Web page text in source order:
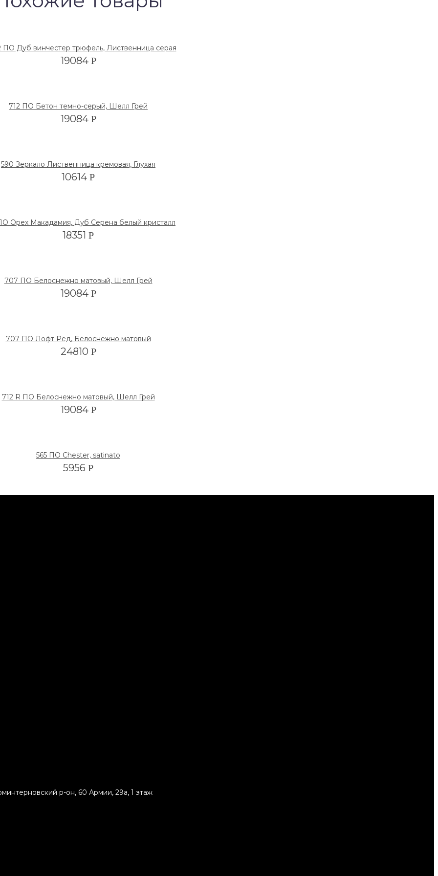
ПО Дуб винчестер трюфель, Лиственница серая
19084 Р
712 ПО Бетон темно-серый, Шелл Грей
19084 Р
590 Зеркало Лиственница кремовая, Глухая
10614 Р
Орех Макадамия, Дуб Серена белый кристалл
18351 Р
707 ПО Белоснежно матовый, Шелл Грей
19084 Р
707 ПО Лофт Ред, Белоснежно матовый
24810 Р
712 R ПО Белоснежно матовый, Шелл Грей
19084 Р
565 ПО Chester, satinato
5956 Р
р-он, 60 Армии, 29а, 1 этаж